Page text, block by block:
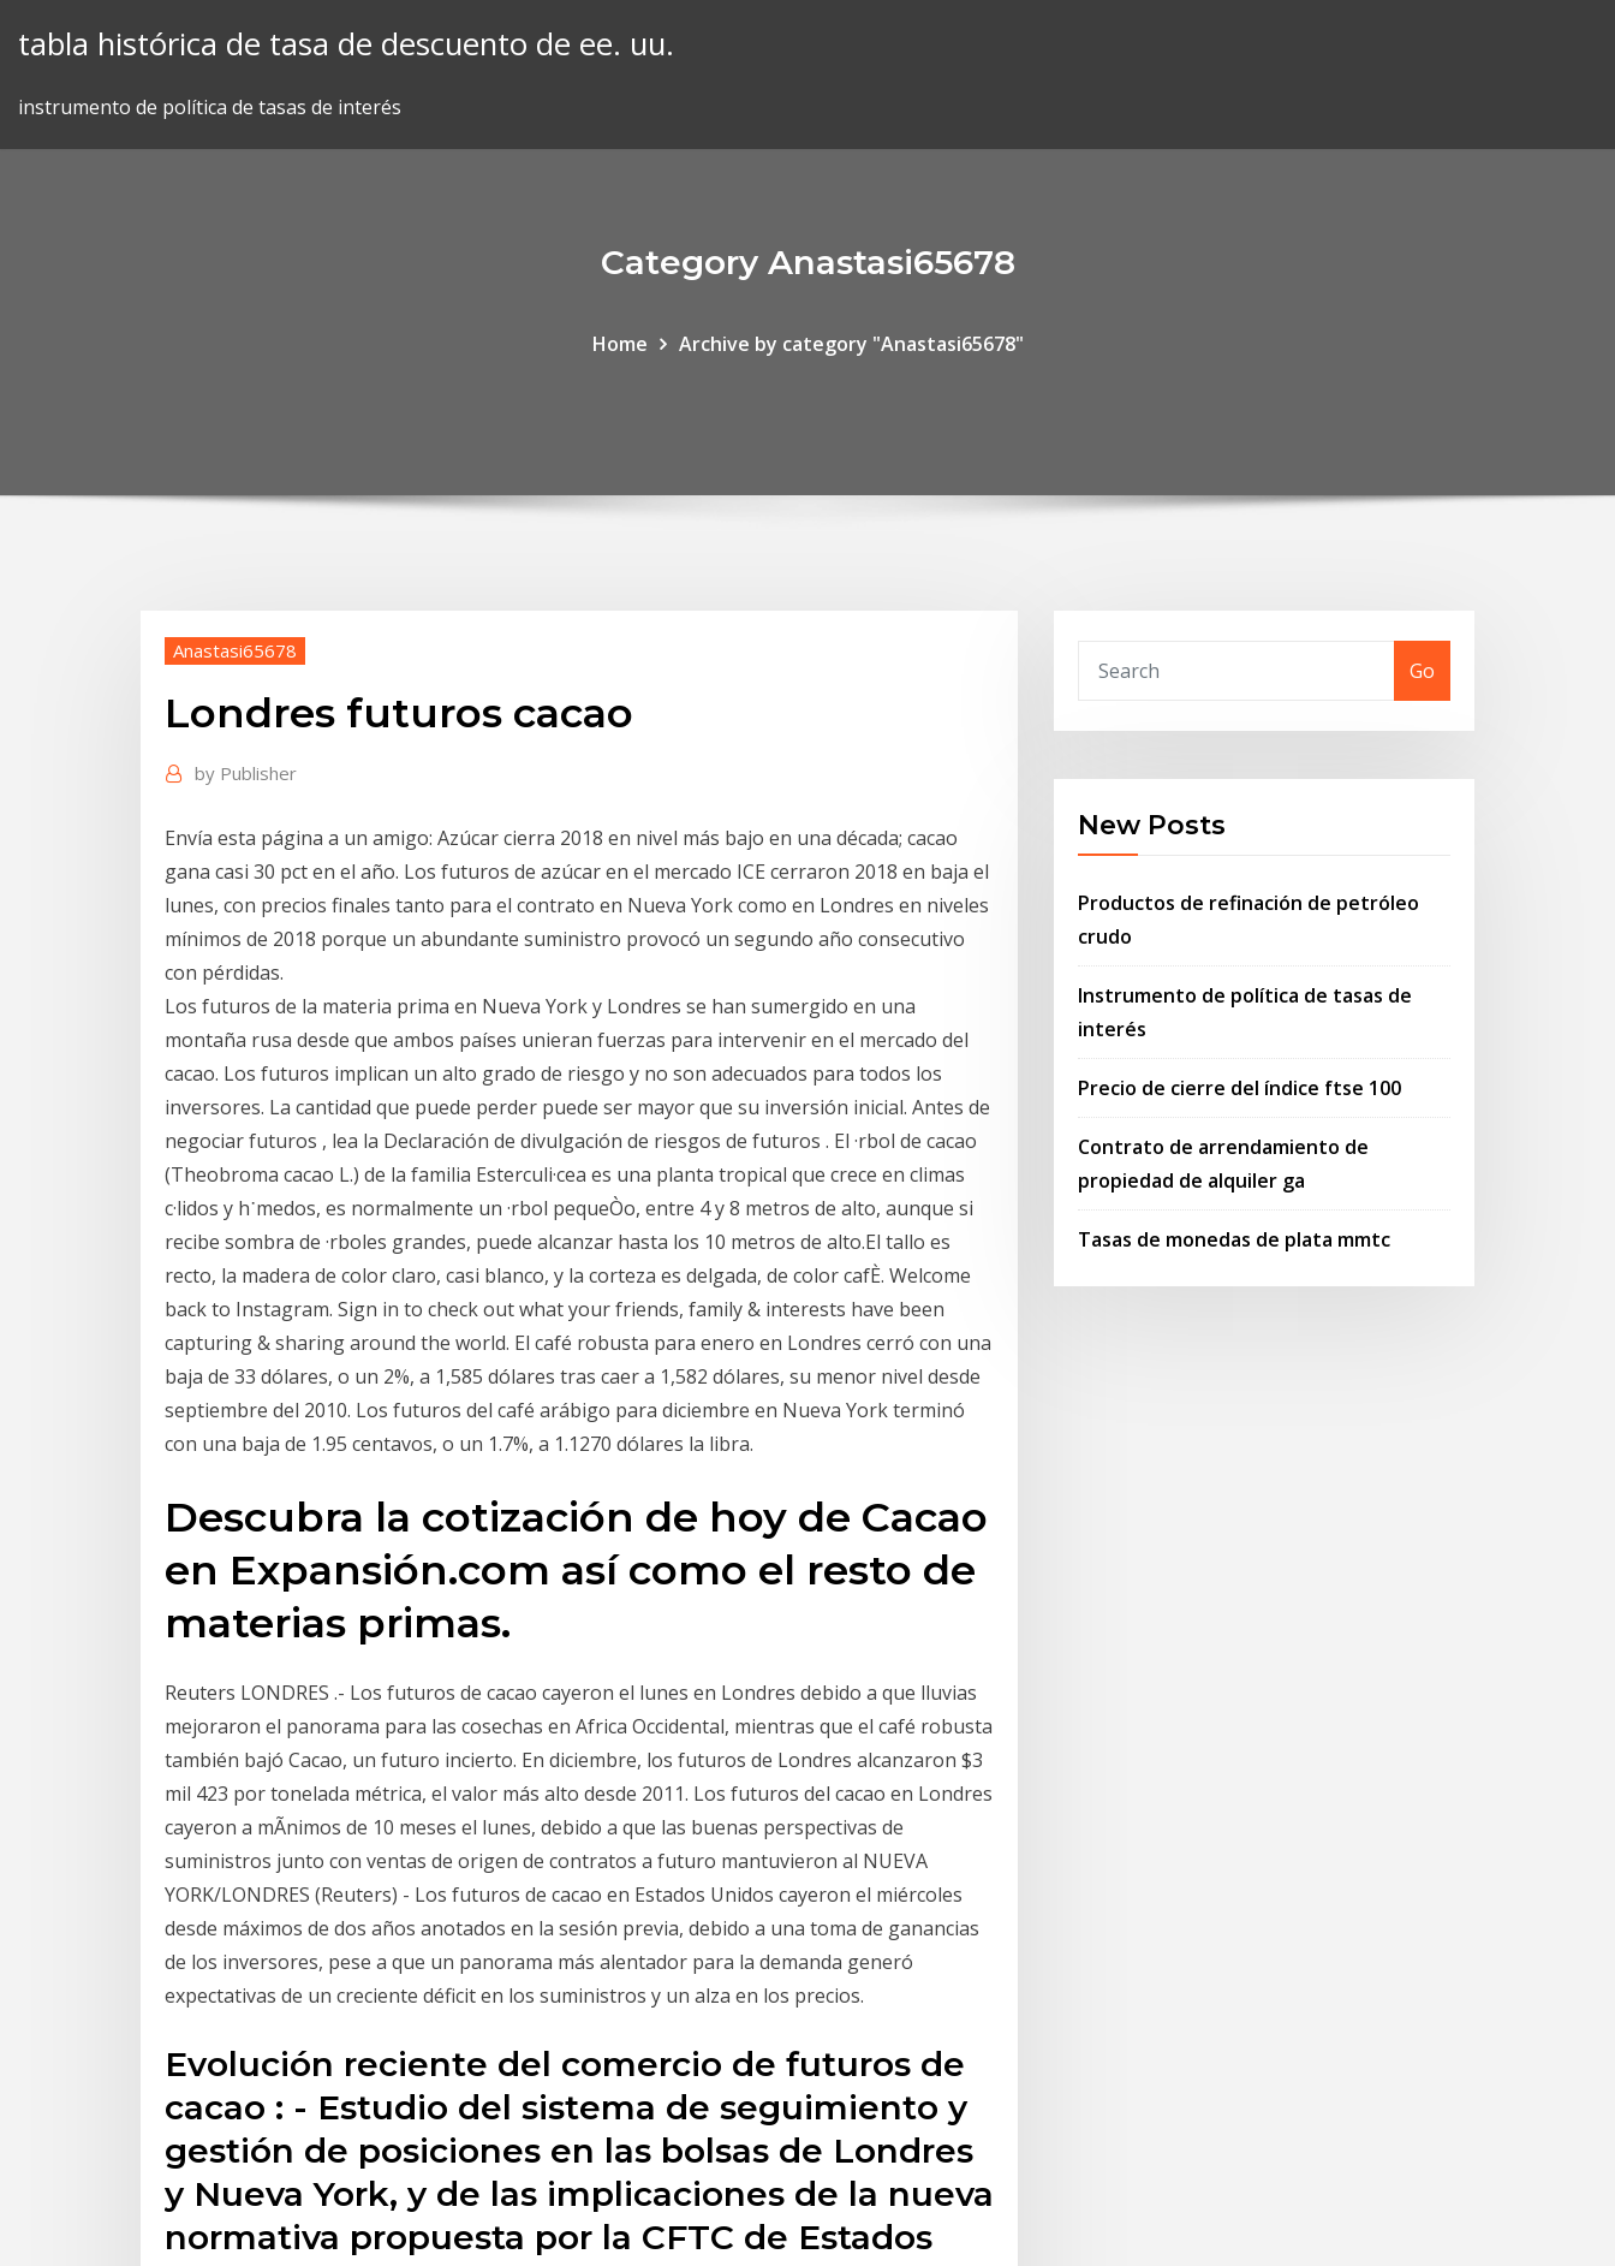
tabla histórica de tasa de descuento de ee. uu.
instrumento de política de tasas de interés
Category Anastasi65678
Home Archive by category "Anastasi65678"
Anastasi65678
Londres futuros cacao
by Publisher
Envía esta página a un amigo: Azúcar cierra 2018 en nivel más bajo en una década; cacao
gana casi 30 pct en el año. Los futuros de azúcar en el mercado ICE cerraron 2018 en baja el
lunes, con precios finales tanto para el contrato en Nueva York como en Londres en niveles
mínimos de 2018 porque un abundante suministro provocó un segundo año consecutivo
con pérdidas.
Los futuros de la materia prima en Nueva York y Londres se han sumergido en una
montaña rusa desde que ambos países unieran fuerzas para intervenir en el mercado del
cacao. Los futuros implican un alto grado de riesgo y no son adecuados para todos los
inversores. La cantidad que puede perder puede ser mayor que su inversión inicial. Antes de
negociar futuros , lea la Declaración de divulgación de riesgos de futuros . El ·rbol de cacao
(Theobroma cacao L.) de la familia Esterculi·cea es una planta tropical que crece en climas
c·lidos y h˙medos, es normalmente un ·rbol pequeÒo, entre 4 y 8 metros de alto, aunque si
recibe sombra de ·rboles grandes, puede alcanzar hasta los 10 metros de alto.El tallo es
recto, la madera de color claro, casi blanco, y la corteza es delgada, de color cafÈ. Welcome
back to Instagram. Sign in to check out what your friends, family & interests have been
capturing & sharing around the world. El café robusta para enero en Londres cerró con una
baja de 33 dólares, o un 2%, a 1,585 dólares tras caer a 1,582 dólares, su menor nivel desde
septiembre del 2010. Los futuros del café arábigo para diciembre en Nueva York terminó
con una baja de 1.95 centavos, o un 1.7%, a 1.1270 dólares la libra.
Descubra la cotización de hoy de Cacao
en Expansión.com así como el resto de
materias primas.
Reuters LONDRES .- Los futuros de cacao cayeron el lunes en Londres debido a que lluvias
mejoraron el panorama para las cosechas en Africa Occidental, mientras que el café robusta
también bajó Cacao, un futuro incierto. En diciembre, los futuros de Londres alcanzaron $3
mil 423 por tonelada métrica, el valor más alto desde 2011. Los futuros del cacao en Londres
cayeron a mÃ­nimos de 10 meses el lunes, debido a que las buenas perspectivas de
suministros junto con ventas de origen de contratos a futuro mantuvieron al NUEVA
YORK/LONDRES (Reuters) - Los futuros de cacao en Estados Unidos cayeron el miércoles
desde máximos de dos años anotados en la sesión previa, debido a una toma de ganancias
de los inversores, pese a que un panorama más alentador para la demanda generó
expectativas de un creciente déficit en los suministros y un alza en los precios.
Evolución reciente del comercio de futuros de
cacao : - Estudio del sistema de seguimiento y
gestión de posiciones en las bolsas de Londres
y Nueva York, y de las implicaciones de la nueva
normativa propuesta por la CFTC de Estados
Go
New Posts
Productos de refinación de petróleo
crudo
Instrumento de política de tasas de
interés
Precio de cierre del índice ftse 100
Contrato de arrendamiento de
propiedad de alquiler ga
Tasas de monedas de plata mmtc